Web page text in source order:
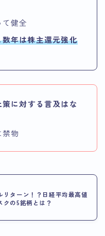
健全
年は株主還元強化
に対する言及はな
物
リターン！？日経平均最高値
クの5銘柄とは？